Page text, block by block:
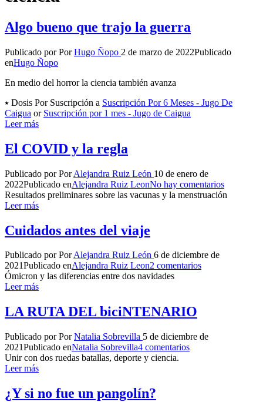
Algo bueno que trajo la guerra
Publicado por PorHugo Ñopo 2 de marzo de 2022Publicado
enHugo Ñopo
En medio del horror la ciencia también avanza
⭑ Dosis Por Suscripción a Suscripción Por 6 Meses - Jugo De
Caigua or Suscripción por 1 mes - Jugo de Caigua
Leer más
El COVID y la regla
Publicado por PorAlejandra Ruiz León 10 de enero de
2022Publicado enAlejandra Ruiz LeonNo hay comentarios
Resultados preliminares sobre las vacunas y la menstruación
Leer más
Cuidados antes del viaje
Publicado por PorAlejandra Ruiz León 6 de diciembre de
2021Publicado enAlejandra Ruiz Leon2 comentarios
Ómicron y las diferencias entre dos navidades
Leer más
LA RUTA DEL biciNTENARIO
Publicado por PorNatalia Sobrevilla 5 de diciembre de
2021Publicado enNatalia Sobrevilla4 comentarios
Unir con dos ruedas batallas, deporte y ciencia.
Leer más
¿Y si no fue un pangolín?